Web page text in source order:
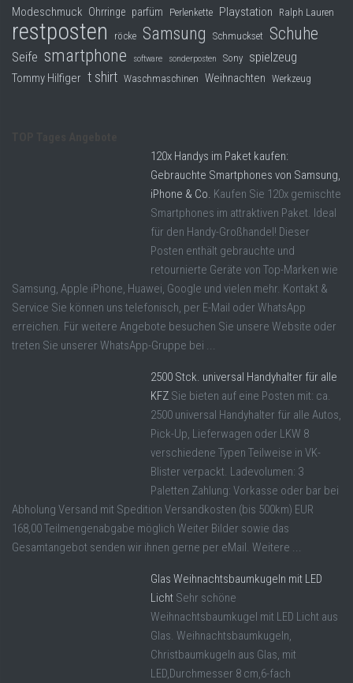
Modeschmuck Ohrringe parfüm Perlenkette Playstation Ralph Lauren
restposten röcke Samsung Schmuckset Schuhe
Seife smartphone software sonderposten Sony spielzeug
Tommy Hilfiger t shirt Waschmaschinen Weihnachten Werkzeug
120x Handys im Paket kaufen:
Gebrauchte Smartphones von Samsung,
iPhone & Co. Kaufen Sie 120x gemischte
Smartphones im attraktiven Paket. Ideal
für den Handy-Großhandel! Dieser
Posten enthält gebrauchte und
retournierte Geräte von Top-Marken wie
Samsung, Apple iPhone, Huawei, Google und vielen mehr. Kontakt &
Service Sie können uns telefonisch, per E-Mail oder WhatsApp
erreichen. Für weitere Angebote besuchen Sie unsere Website oder
treten Sie unserer WhatsApp-Gruppe bei ...
2500 Stck. universal Handyhalter für alle
KFZ Sie bieten auf eine Posten mit: ca.
2500 universal Handyhalter für alle Autos,
Pick-Up, Lieferwagen oder LKW 8
verschiedene Typen Teilweise in VK-
Blister verpackt. Ladevolumen: 3
Paletten Zahlung: Vorkasse oder bar bei
Abholung Versand mit Spedition Versandkosten (bis 500km) EUR
168,00 Teilmengenabgabe möglich Weiter Bilder sowie das
Gesamtangebot senden wir ihnen gerne per eMail. Weitere ...
Glas Weihnachtsbaumkugeln mit LED
Licht Sehr schöne
Weihnachtsbaumkugel mit LED Licht aus
Glas. Weihnachtsbaumkugeln,
Christbaumkugeln aus Glas, mit
LED,Durchmesser 8 cm,6-fach